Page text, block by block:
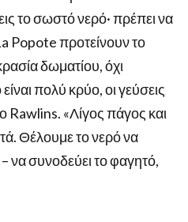
το σωστό νερό· πρέπει να
Popote προτείνουν το
δωματίου, όχι
πολύ κρύο, οι γεύσεις
Rawlins. «Λίγος πάγος και
Θέλουμε το νερό να
να συνοδεύει το φαγητό,